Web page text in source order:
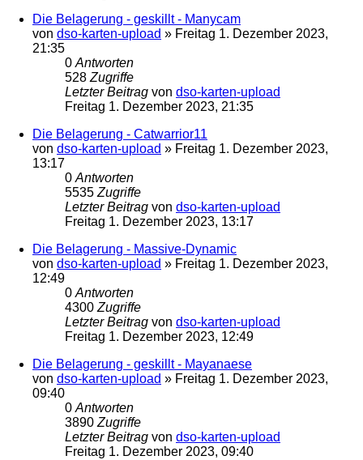
Die Belagerung - geskillt - Manycam
von dso-karten-upload » Freitag 1. Dezember 2023,
21:35
0Antworten
528Zugriffe
Letzter Beitrag von dso-karten-upload
Freitag 1. Dezember 2023, 21:35
Die Belagerung - Catwarrior11
von dso-karten-upload » Freitag 1. Dezember 2023,
13:17
0Antworten
5535Zugriffe
Letzter Beitrag von dso-karten-upload
Freitag 1. Dezember 2023, 13:17
Die Belagerung - Massive-Dynamic
von dso-karten-upload » Freitag 1. Dezember 2023,
12:49
0Antworten
4300Zugriffe
Letzter Beitrag von dso-karten-upload
Freitag 1. Dezember 2023, 12:49
Die Belagerung - geskillt - Mayanaese
von dso-karten-upload » Freitag 1. Dezember 2023,
09:40
0Antworten
3890Zugriffe
Letzter Beitrag von dso-karten-upload
Freitag 1. Dezember 2023, 09:40